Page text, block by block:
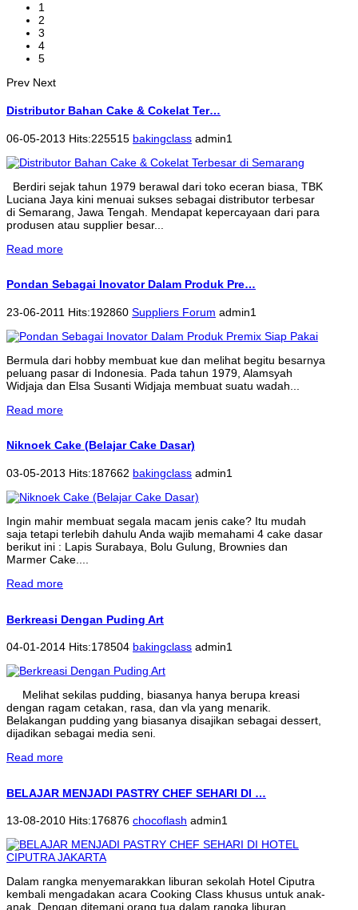
1
2
3
4
5
Prev Next
Distributor Bahan Cake & Cokelat Ter…
06-05-2013 Hits:225515 bakingclass admin1
Berdiri sejak tahun 1979 berawal dari toko eceran biasa, TBK
Luciana Jaya kini menuai sukses sebagai distributor terbesar
di Semarang, Jawa Tengah. Mendapat kepercayaan dari para
produsen atau supplier besar...
Read more
Pondan Sebagai Inovator Dalam Produk Pre…
23-06-2011 Hits:192860 Suppliers Forum admin1
Bermula dari hobby membuat kue dan melihat begitu besarnya
peluang pasar di Indonesia. Pada tahun 1979, Alamsyah
Widjaja dan Elsa Susanti Widjaja membuat suatu wadah...
Read more
Niknoek Cake (Belajar Cake Dasar)
03-05-2013 Hits:187662 bakingclass admin1
Ingin mahir membuat segala macam jenis cake? Itu mudah
saja tetapi terlebih dahulu Anda wajib memahami 4 cake dasar
berikut ini : Lapis Surabaya, Bolu Gulung, Brownies dan
Marmer Cake....
Read more
Berkreasi Dengan Puding Art
04-01-2014 Hits:178504 bakingclass admin1
Melihat sekilas pudding, biasanya hanya berupa kreasi
dengan ragam cetakan, rasa, dan vla yang menarik.
Belakangan pudding yang biasanya disajikan sebagai dessert,
dijadikan sebagai media seni.
Read more
BELAJAR MENJADI PASTRY CHEF SEHARI DI …
13-08-2010 Hits:176876 chocoflash admin1
Dalam rangka menyemarakkan liburan sekolah Hotel Ciputra
kembali mengadakan acara Cooking Class khusus untuk anak-
anak. Dengan ditemani orang tua dalam rangka liburan